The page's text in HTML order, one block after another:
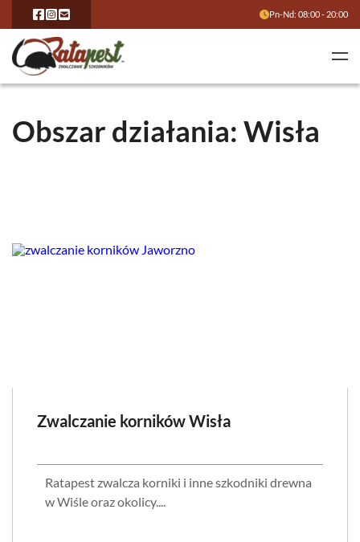
Pn-Nd: 08:00 - 20:00
Obszar działania: Wisła
Zwalczanie korników Wisła
Ratapest zwalcza korniki i inne szkodniki drewna
w Wiśle oraz okolicy....